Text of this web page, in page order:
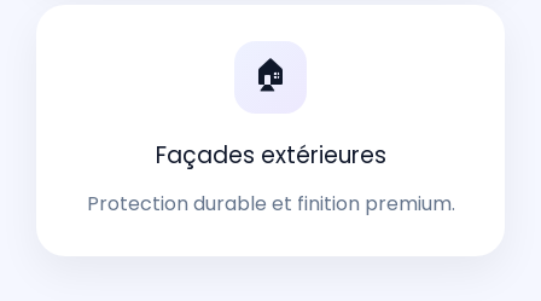
🏠
Façades extérieures
Protection durable et finition premium.